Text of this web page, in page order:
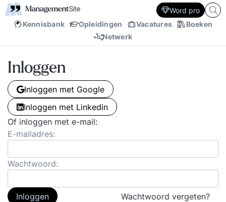
Kennisbank Opleidingen Vacatures
Boeken
Netwerk
Word pro
Inloggen
Inloggen met Google
Inloggen met Linkedin
Of inloggen met e-mail:
E-mailadres:
Wachtwoord:
Inloggen Wachtwoord vergeten?